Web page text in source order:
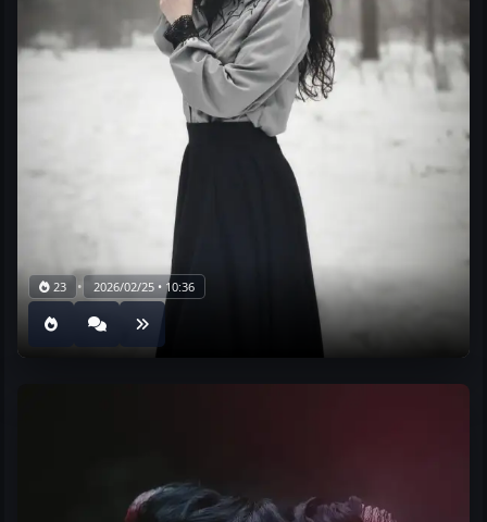
23 • 2026/02/25 • 10:36